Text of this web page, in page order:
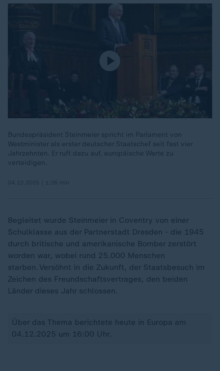
Bundespräsident Steinmeier spricht im Parlament von
Westminister als erster deutscher Staatschef seit fast vier
Jahrzehnten. Er ruft dazu auf, europäische Werte zu
verteidigen.
Begleitet wurde Steinmeier in Coventry von einer
Schulklasse aus der Partnerstadt Dresden - die 1945
durch britische und amerikanische Bomber zerstört
worden war, wobei rund 25.000 Menschen
starben. Versöhnt in die Zukunft, der Staatsbesuch im
Zeichen des Freundschaftsvertrages, den beiden
Länder dieses Jahr schlossen.
Über das Thema berichtete heute in Europa am
04.12.2025 um 16:00 Uhr.